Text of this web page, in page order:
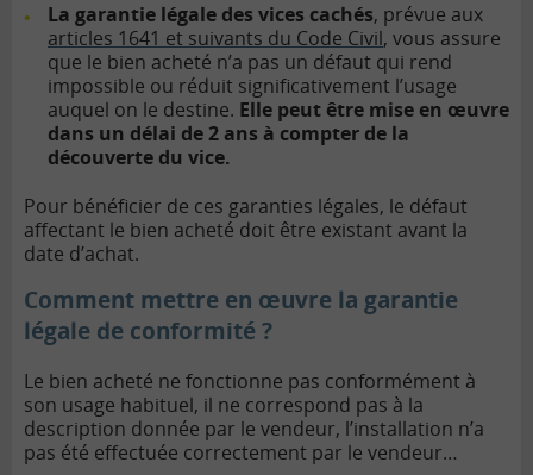
La garantie légale des vices cachés, prévue aux
articles 1641 et suivants du Code Civil, vous assure
que le bien acheté n’a pas un défaut qui rend
impossible ou réduit significativement l’usage
auquel on le destine. Elle peut être mise en œuvre
dans un délai de 2 ans à compter de la
découverte du vice.
Pour bénéficier de ces garanties légales, le défaut
affectant le bien acheté doit être existant avant la
date d’achat.
Comment mettre en œuvre la garantie
légale de conformité ?
Le bien acheté ne fonctionne pas conformément à
son usage habituel, il ne correspond pas à la
description donnée par le vendeur, l’installation n’a
pas été effectuée correctement par le vendeur…